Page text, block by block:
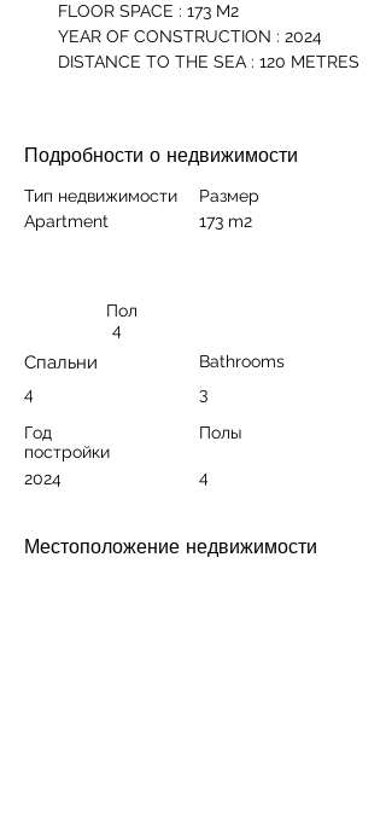
FLOOR SPACE : 173 M2
YEAR OF CONSTRUCTION : 2024
DISTANCE TO THE SEA : 120 METRES
Подробности о недвижимости
Тип недвижимости
Apartment
Размер
173 m2
Пол
4
Спальни
4
Год
постройки
2024
Bathrooms
3
Полы
4
Местоположение недвижимости